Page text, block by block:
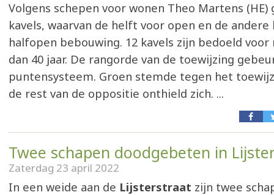
Volgens schepen voor wonen Theo Martens (HE)
kavels, waarvan de helft voor open en de
halfopen bebouwing. 12 kavels zijn bedoeld
dan 40 jaar. De rangorde van de toewijzing
puntensysteem. Groen stemde tegen het
de rest van de oppositie onthield zich. ...
Twee schapen doodgebeten in
Zaterdag 23 april 2022
In een weide aan de Lijsterstraat zijn twee